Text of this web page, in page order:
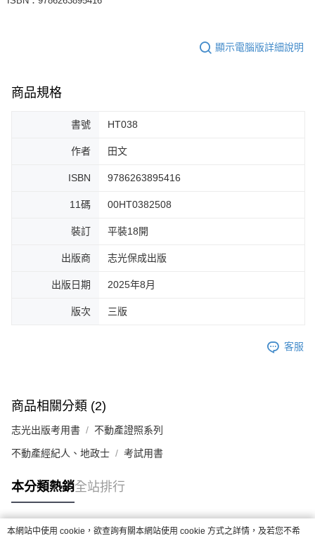
顯示電腦版詳細說明
商品規格
書號 HT038
作者 田文
ISBN 9786263895416
11碼 00HT0382508
裝訂 平裝18開
出版商 志光保成出版
出版日期 2025年8月
版次 三版
客服
商品相關分類 (2)
志光出版考用書 不動產證照系列
不動產經紀人、地政士 考試用書
本分類熱銷全站排行
本網站中使用 cookie，欲查詢有關本網站使用 cookie 方式之詳情，及若您不希